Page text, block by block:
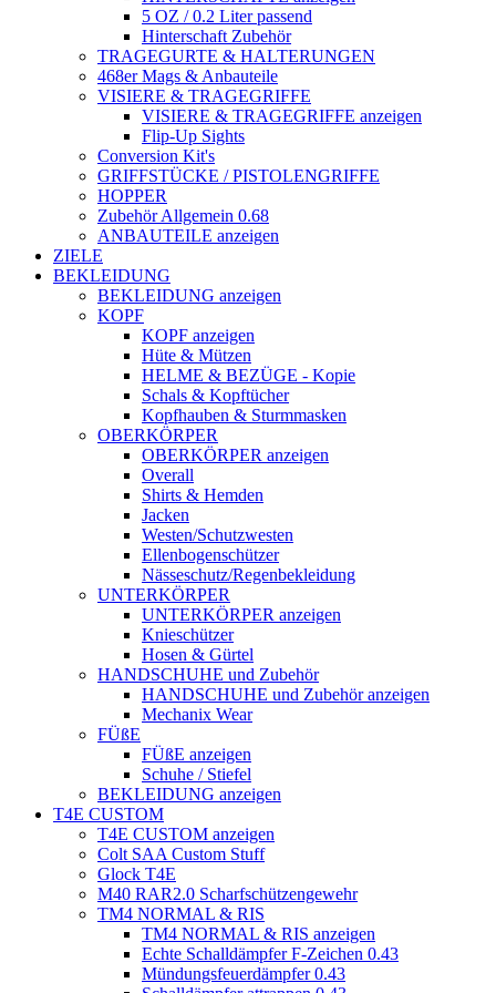
5 OZ / 0.2 Liter passend
Hinterschaft Zubehör
TRAGEGURTE & HALTERUNGEN
468er Mags & Anbauteile
VISIERE & TRAGEGRIFFE
VISIERE & TRAGEGRIFFE anzeigen
Flip-Up Sights
Conversion Kit's
GRIFFSTÜCKE / PISTOLENGRIFFE
HOPPER
Zubehör Allgemein 0.68
ANBAUTEILE anzeigen
ZIELE
BEKLEIDUNG
BEKLEIDUNG anzeigen
KOPF
KOPF anzeigen
Hüte & Mützen
HELME & BEZÜGE - Kopie
Schals & Kopftücher
Kopfhauben & Sturmmasken
OBERKÖRPER
OBERKÖRPER anzeigen
Overall
Shirts & Hemden
Jacken
Westen/Schutzwesten
Ellenbogenschützer
Nässeschutz/Regenbekleidung
UNTERKÖRPER
UNTERKÖRPER anzeigen
Knieschützer
Hosen & Gürtel
HANDSCHUHE und Zubehör
HANDSCHUHE und Zubehör anzeigen
Mechanix Wear
FÜßE
FÜßE anzeigen
Schuhe / Stiefel
BEKLEIDUNG anzeigen
T4E CUSTOM
T4E CUSTOM anzeigen
Colt SAA Custom Stuff
Glock T4E
M40 RAR2.0 Scharfschützengewehr
TM4 NORMAL & RIS
TM4 NORMAL & RIS anzeigen
Echte Schalldämpfer F-Zeichen 0.43
Mündungsfeuerdämpfer 0.43